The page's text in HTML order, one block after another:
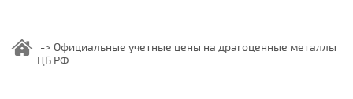
курс от:
Выберите
Официальные учетные цены на драгоценные металлы
ЦБ РФ